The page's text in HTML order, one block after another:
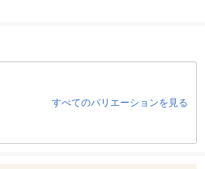
すべてのバリエーションを見る